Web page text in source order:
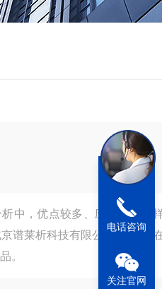
中，优点较多、应用广泛的
谱莱析科技有限公司"近年来
。
电话咨询
关注官网